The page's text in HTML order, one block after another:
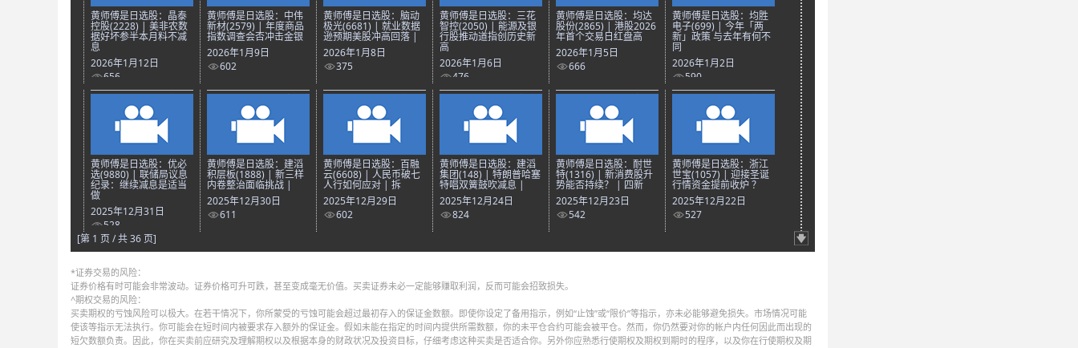
黄师傅是日选股：晶泰
控股(2228) | 美非农数
据好坏参半本月料不减
息
2026年1月12日
656
黄师傅是日选股：中伟
新材(2579) | 年度商品
指数调查会否冲击金银
2026年1月9日
602
黄师傅是日选股：脑动
极光(6681) | 就业数据
逊预期美股冲高回落 |
2026年1月8日
375
黄师傅是日选股：三花
智控(2050) | 能源及银
行股推动道指创历史新
高
2026年1月6日
476
黄师傅是日选股：均达
股份(2865) | 港股2026
年首个交易日红盘高
2026年1月5日
666
黄师傅是日选股：均胜
电子(699) | 今年「两
新」政策 与去年有何不
同
2026年1月2日
590
黄师傅是日选股：优必
选(9880) | 联储局议息
纪录：继续减息是适当
做
2025年12月31日
528
黄师傅是日选股：建滔
积层板(1888) | 新三样
内卷整治面临挑战 |
2025年12月30日
611
黄师傅是日选股：百融
云(6608) | 人民币破七
人行如何应对 | 拆
2025年12月29日
602
黄师傅是日选股：建滔
集团(148) | 特朗普哈塞
特唱双簧鼓吹减息 |
2025年12月24日
824
黄师傅是日选股：耐世
特(1316) | 新消费股升
势能否持续？ | 四新
2025年12月23日
542
黄师傅是日选股：浙江
世宝(1057) | 迎接圣诞
行情资金提前收炉 ？
2025年12月22日
527
[第 1 页 / 共 36 页]
*证券交易的风险：
证券价格有时可能会非常波动。证券价格可升可跌，甚至变成毫无价值。买卖证券未必一定能够赚取利润，反而可能会招致损失。
^期权交易的风险：
买卖期权的亏蚀风险可以极大。在若干情况下，你所蒙受的亏蚀可能会超过最初存入的保证金数额。即使你设定了备用指示，例如“止蚀”或“限价”等指示，亦未必能够避免损失。市场情况可能
使该等指示无法执行。你可能会在短时间内被要求存入额外的保证金。假如未能在指定的时间内提供所需数额，你的未平仓合约可能会被平仓。然而，你仍然要对你的帐户内任何因此而出现的
短欠数额负责。因此，你在买卖前应研究及理解期权以及根据本身的财政状况及投资目标，仔细考虑这种买卖是否适合你。另外你应熟悉行使期权及期权到期时的程序，以及你在行使期权及期